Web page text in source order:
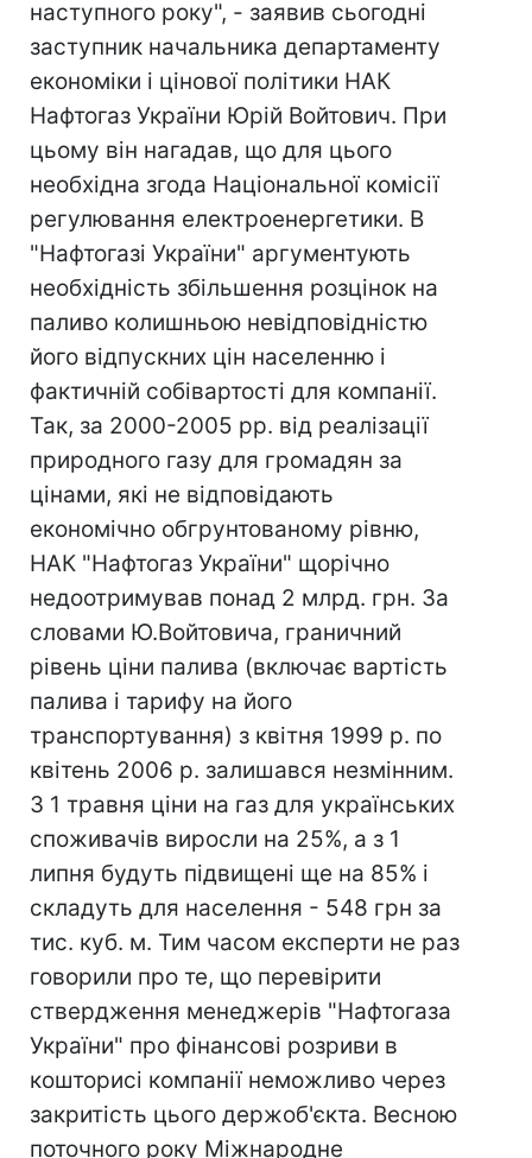
наступного року", - заявив сьогодні
заступник начальника департаменту
економіки і цінової політики НАК
Нафтогаз України Юрій Войтович. При
цьому він нагадав, що для цього
необхідна згода Національної комісії
регулювання електроенергетики. В
"Нафтогазі України" аргументують
необхідність збільшення розцінок на
паливо колишньою невідповідністю
його відпускних цін населенню і
фактичній собівартості для компанії.
Так, за 2000-2005 рр. від реалізації
природного газу для громадян за
цінами, які не відповідають
економічно обгрунтованому рівню,
НАК "Нафтогаз України" щорічно
недоотримував понад 2 млрд. грн. За
словами Ю.Войтовича, граничний
рівень ціни палива (включає вартість
палива і тарифу на його
транспортування) з квітня 1999 р. по
квітень 2006 р. залишався незмінним.
З 1 травня ціни на газ для українських
споживачів виросли на 25%, а з 1
липня будуть підвищені ще на 85% і
складуть для населення - 548 грн за
тис. куб. м. Тим часом експерти не раз
говорили про те, що перевірити
ствердження менеджерів "Нафтогаза
України" про фінансові розриви в
кошторисі компанії неможливо через
закритість цього держоб'єкта. Весною
поточного року Міжнародне